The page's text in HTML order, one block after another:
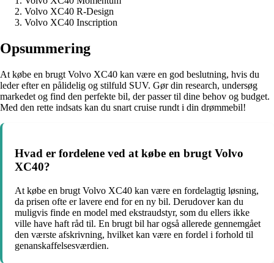
Volvo XC40 R-Design
Volvo XC40 Inscription
Opsummering
At købe en brugt Volvo XC40 kan være en god beslutning, hvis du
leder efter en pålidelig og stilfuld SUV. Gør din research, undersøg
markedet og find den perfekte bil, der passer til dine behov og budget.
Med den rette indsats kan du snart cruise rundt i din drømmebil!
Hvad er fordelene ved at købe en brugt Volvo
XC40?
At købe en brugt Volvo XC40 kan være en fordelagtig løsning,
da prisen ofte er lavere end for en ny bil. Derudover kan du
muligvis finde en model med ekstraudstyr, som du ellers ikke
ville have haft råd til. En brugt bil har også allerede gennemgået
den værste afskrivning, hvilket kan være en fordel i forhold til
genanskaffelsesværdien.